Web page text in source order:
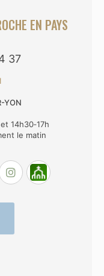
EN PAYS
37
YON
14h30‑17h
le matin